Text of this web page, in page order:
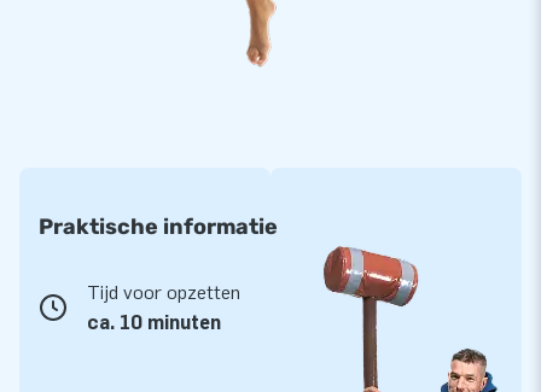
Praktische informatie
Tijd voor opzetten
ca. 10 minuten